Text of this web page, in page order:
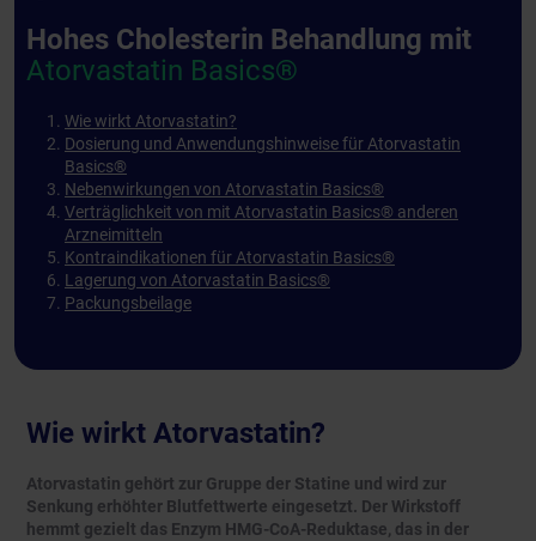
Wie wirkt Atorvastatin?
Atorvastatin gehört zur Gruppe der Statine und wird zur
Senkung erhöhter Blutfettwerte eingesetzt. Der Wirkstoff
hemmt gezielt das Enzym HMG-CoA-Reduktase, das in der
Hohes Cholesterin Behandlung mit
Atorvastatin Basics®
Wie wirkt Atorvastatin?
Dosierung und Anwendungshinweise für Atorvastatin
Basics®
Nebenwirkungen von Atorvastatin Basics®
Verträglichkeit von mit Atorvastatin Basics® anderen
Arzneimitteln
Kontraindikationen für Atorvastatin Basics®
Lagerung von Atorvastatin Basics®
Packungsbeilage